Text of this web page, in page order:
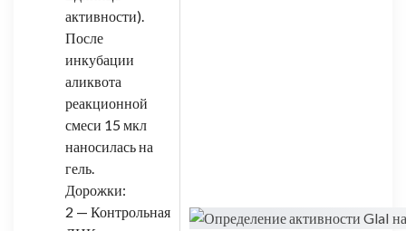
активности).
После
инкубации
аликвота
реакционной
смеси 15 мкл
наносилась на
гель.
Дорожки:
2 — Контрольная